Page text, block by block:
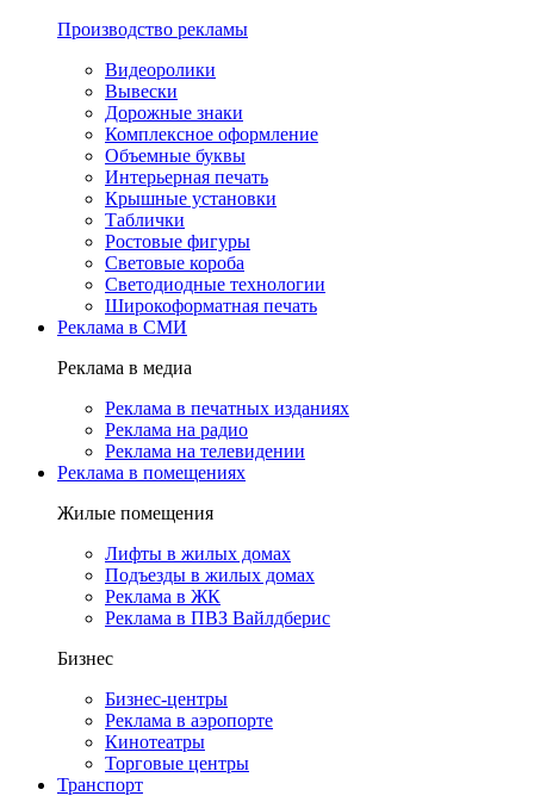
Производство рекламы
Видеоролики
Вывески
Дорожные знаки
Комплексное оформление
Объемные буквы
Интерьерная печать
Крышные установки
Таблички
Ростовые фигуры
Световые короба
Светодиодные технологии
Широкоформатная печать
Реклама в СМИ
Реклама в медиа
Реклама в печатных изданиях
Реклама на радио
Реклама на телевидении
Реклама в помещениях
Жилые помещения
Лифты в жилых домах
Подъезды в жилых домах
Реклама в ЖК
Реклама в ПВЗ Вайлдберис
Бизнес
Бизнес-центры
Реклама в аэропорте
Кинотеатры
Торговые центры
Транспорт